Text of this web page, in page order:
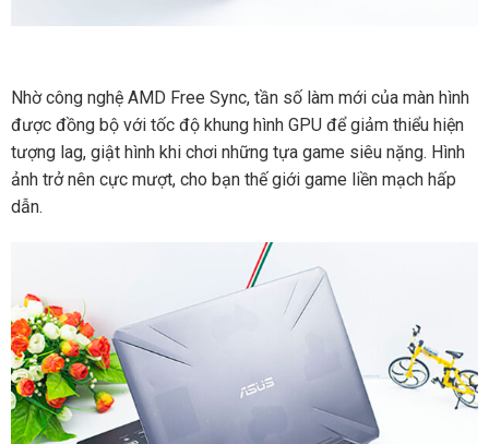
Nhờ công nghệ AMD Free Sync, tần số làm mới của màn hình
được đồng bộ với tốc độ khung hình GPU để giảm thiểu hiện
tượng lag, giật hình khi chơi những tựa game siêu nặng. Hình
ảnh trở nên cực mượt, cho bạn thế giới game liền mạch hấp
dẫn.